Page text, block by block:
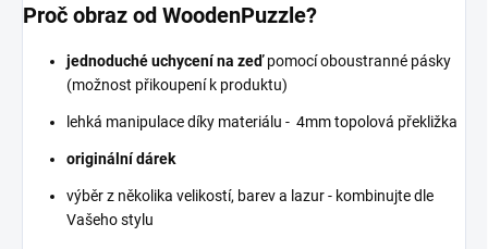
Proč obraz od WoodenPuzzle?
jednoduché uchycení na zeďpomocí oboustranné pásky
(možnost přikoupení k produktu)
lehká manipulace díky materiálu - 4mm topolová překližka
originální dárek
výběr z několika velikostí, barev a lazur - kombinujte dle
Vašeho stylu